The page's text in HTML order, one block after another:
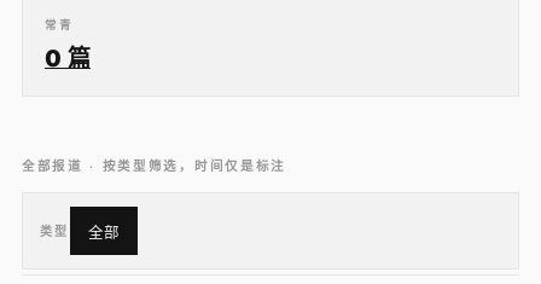
常青
0 篇
全部报道 · 按类型筛选，时间仅是标注
类型 全部